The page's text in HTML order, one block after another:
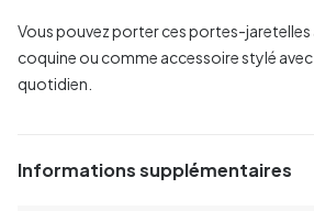
Vous pouvez porter ces portes-jaretelles
coquine ou comme accessoire stylé
quotidien.
Informations supplémentaires